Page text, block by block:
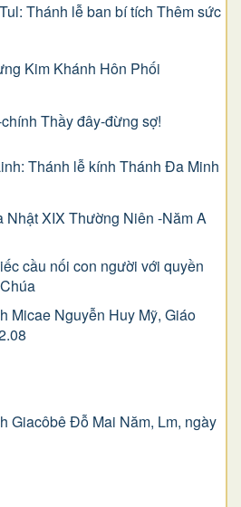
Thánh lễ ban bí tích Thêm sức
Kim Khánh Hôn Phối
Thầy đây-đừng sợ!
Thánh lễ kính Thánh Đa Minh
Nhật XIX Thường Niên -Năm A
cầu nối con người với quyền
Micae Nguyễn Huy Mỹ, Giáo
Giacôbê Ðỗ Mai Năm, Lm, ngày